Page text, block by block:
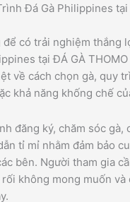
Đá Gà Philippines
có trải nghiệm thắng
tại ĐÁ GÀ
về cách chọn gà, quy
khả năng khống chế
đăng ký, chăm sóc
tỉ mỉ nhằm đảm bảo
bên. Người tham gia
không mong muốn